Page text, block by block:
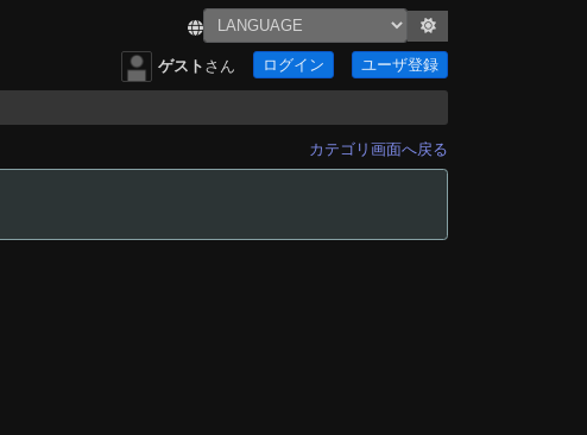
ゲスト さん ログイン ユーザ登録
カテゴリ画面へ戻る